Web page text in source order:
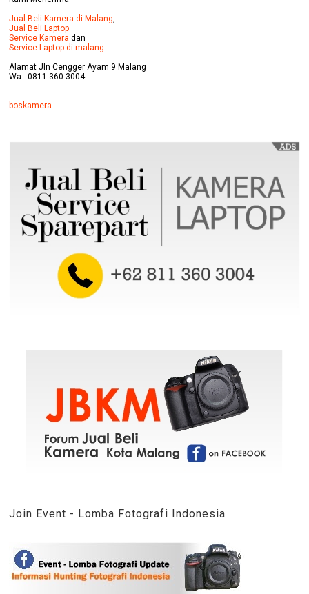
Jual Beli Kamera di Malang
Jual Beli Laptop
Service Kamera dan
Service Laptop di malang.
Alamat Jln Cengger Ayam 9 Malang
Wa : 0811 360 3004
boskamera
Join Event - Lomba Fotografi Indonesia